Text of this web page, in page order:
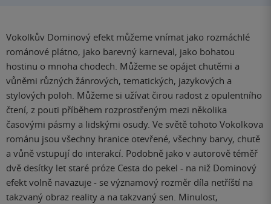
Vokolkův Dominový efekt můžeme vnímat jako rozmáchlé
románové plátno, jako barevný karneval, jako bohatou
hostinu o mnoha chodech. Můžeme se opájet chutěmi a
vůněmi různých žánrových, tematických, jazykových a
stylových poloh. Můžeme si užívat čirou radost z opulentního
čtení, z pouti příběhem rozprostřeným mezi několika
časovými pásmy a lidskými osudy. Ve světě tohoto Vokolkova
románu jsou všechny hranice otevřené, všechny barvy, chutě
a vůně vstupují do interakcí. Podobně jako v autorově téměř
dvě desítky let staré próze Cesta do pekel - na niž Dominový
efekt volně navazuje - se významový rozměr díla netříští na
takzvaný obraz reality a na takzvaný sen. Minulost,